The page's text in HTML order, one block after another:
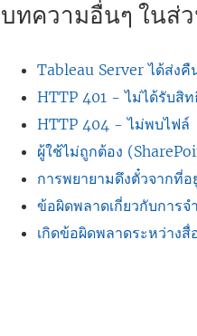
บทความอื่นๆ ในส่
Tableau Server ได้ส่งคื
HTTP 401 - ไม่ได้รับสิท
HTTP 404 - ไม่พบไฟล์
ผู้ใช้ไม่ถูกต้อง
การพยายามดึงตั๋วจากที่
ข้อผิดพลาดเกี่ยวกับการจ
เกิดข้อผิดพลาดระหว่างสื่